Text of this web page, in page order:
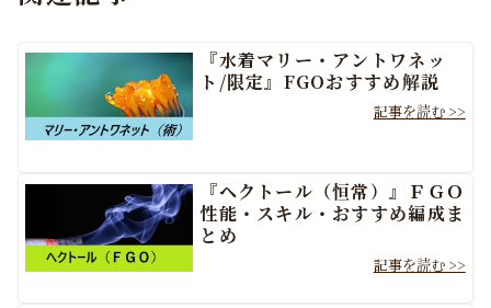
『水着マリー・アントワネッ
ト/限定』FGOおすすめ解説
『ヘクトール（恒常）』ＦＧＯ
性能・スキル・おすすめ編成ま
とめ